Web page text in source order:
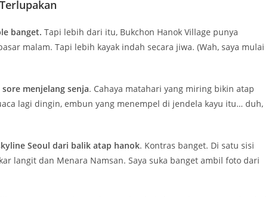
banget. Tapi lebih dari itu, Bukchon Hanok Village punya
malam. Tapi lebih kayak indah secara jiwa. (Wah, saya mulai
menjelang senja. Cahaya matahari yang miring bikin atap
lagi dingin, embun yang menempel di jendela kayu itu… duh,
Seoul dari balik atap hanok. Kontras banget. Di satu sisi
langit dan Menara Namsan. Saya suka banget ambil foto dari